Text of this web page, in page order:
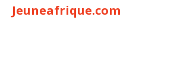
Jeuneafrique.com